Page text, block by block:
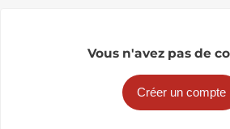
Vous n'avez pas de
Créer un compte